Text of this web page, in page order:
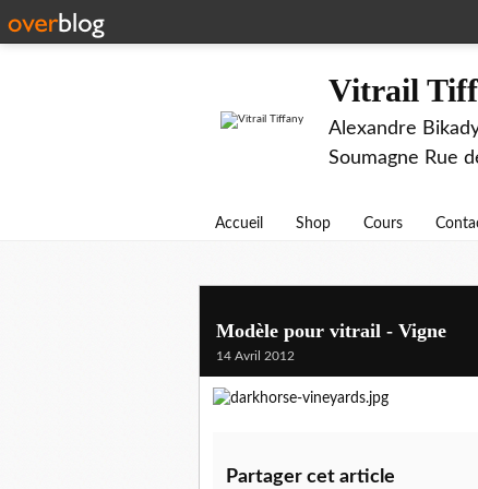
Vitrail
Alexandre
Soumagne Rue
Accueil Shop Cours
Modèle pour vitrail - Vigne
14 Avril 2012
Partager cet article